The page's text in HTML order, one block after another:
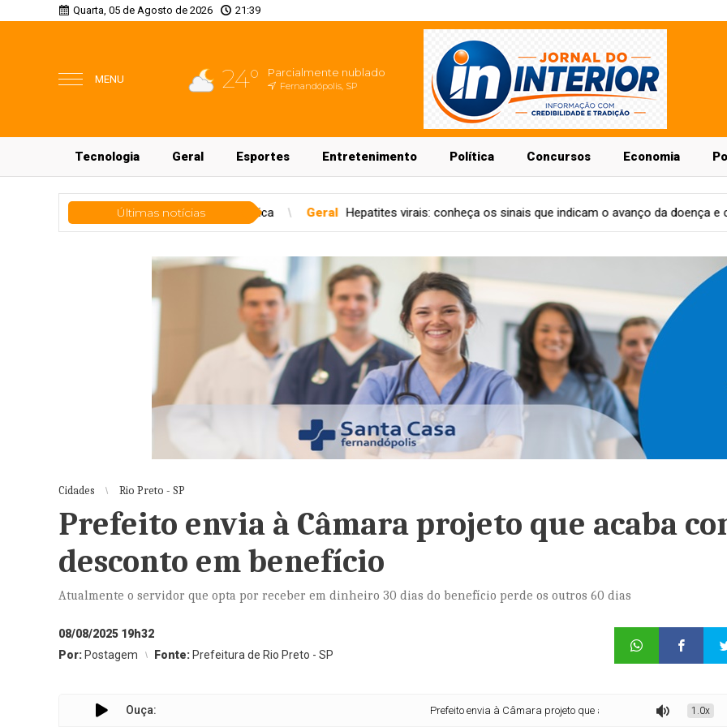
Quarta, 05 de Agosto de 2026 21:39
MENU 24° Parcialmente nublado
Fernandópolis, SP
Tecnologia Geral Esportes Entretenimento Política Concursos Economia
Últimas notícias
de iluminação pública Geral Hepatites virais: conheça os sinais que indicam o avanço da doença e como se proteger
Cidades Rio Preto - SP
Prefeito envia à Câmara projeto que acaba
desconto em benefício
Atualmente o servidor que opta por receber em dinheiro 30 dias do benefício perde os outros 60 dias
08/08/2025 19h32
Por: Postagem Fonte: Prefeitura de Rio Preto - SP
Ouça: Prefeito envia à Câmara projeto que acaba com desconto em benefício
1.0x